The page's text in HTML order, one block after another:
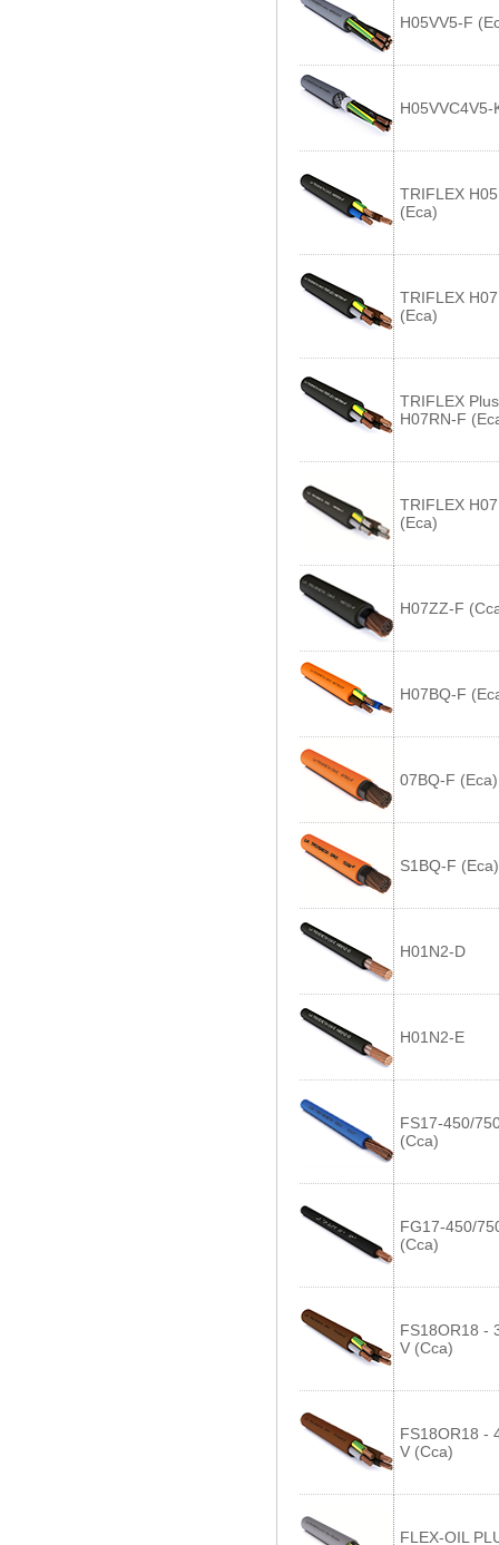
H05VV5-F
H05VVC4V5-
TRIFLEX
(Eca)
TRIFLEX
(Eca)
TRIFLEX Plus
H07RN-F
TRIFLEX
(Eca)
H07ZZ-F
H07BQ-F
07BQ-F (Eca)
S1BQ-F (Eca)
H01N2-D
H01N2-E
FS17-450/
(Cca)
FG17-450/
(Cca)
FS18OR18 -
V (Cca)
FS18OR18 -
V (Cca)
FLEX-OIL